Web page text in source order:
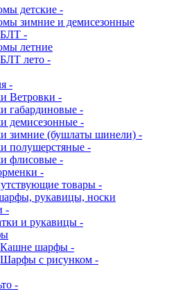
детские -
зимние и демисезонные
БЛТ -
летние
БЛТ лето -
-
Ветровки -
габардиновые -
демисезонные -
зимние (бушлаты шинели) -
полушерстяные -
флисовые -
-
товары -
рукавицы, носки
-
и рукавицы -
Кашне шарфы -
Шарфы с рисунком -
-